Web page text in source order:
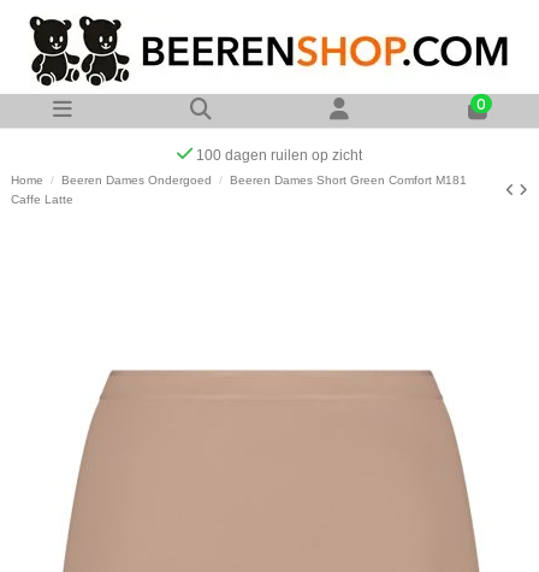
0
100 dagen ruilen op zicht
Home Beeren Dames Ondergoed
Beeren Dames Short Green Comfort M181
Caffe Latte